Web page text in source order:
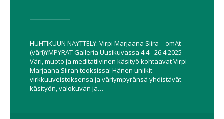
HUHTIKUUN NÄYTTELY: Virpi Marjaana Siira – omAt
(väri)YMPYRÄT Galleria Uusikuvassa 4.4.–26.4.2025
Väri, muoto ja meditatiivinen käsityö kohtaavat Virpi
Marjaana Siiran teoksissa! Hänen uniikit
virkkuuveistoksensa ja väriympyränsä yhdistävät
käsityön, valokuvan ja…